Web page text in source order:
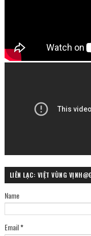
LIÊN LẠC: VIỆT VÙNG
Name
Email*